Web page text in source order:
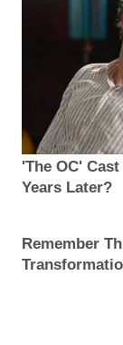
'The OC'
Years Later?
Remember